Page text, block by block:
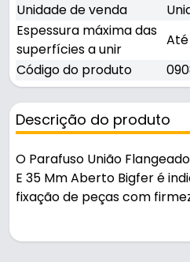
Unidade de venda
Espessura máxima das
superfícies a unir
Até
Código do produto
Descrição do produto
O Parafuso União
E 35 Mm Aberto Bigfer é
fixação de peças com